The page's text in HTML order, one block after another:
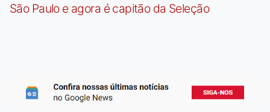
São Paulo e agora é capitão da Seleção